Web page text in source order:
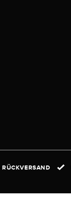
RÜCKVERSAND